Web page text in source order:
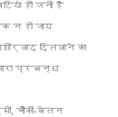
ही जनी है
न हो जाय
दिलवाने का
प्रबन्ध
, चौकी-बेलन